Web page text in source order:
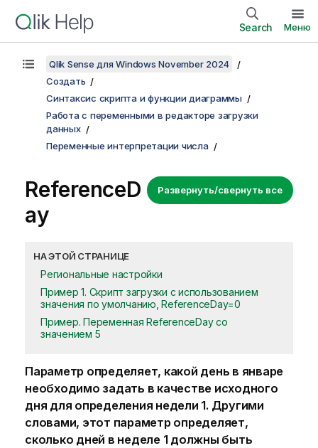
Search Меню
Qlik Sense для Windows November 2024
Создать
Синтаксис скрипта и функции диаграммы
Работа с переменными в редакторе загрузки
данных
Переменные интерпретации числа
Развернуть/свернуть все
ReferenceD
ay
НА ЭТОЙ СТРАНИЦЕ
Региональные настройки
Пример 1. Скрипт загрузки с использованием
значения по умолчанию, ReferenceDay=0
Пример. Переменная ReferenceDay со
значением 5
Параметр определяет, какой день в январе
необходимо задать в качестве исходного
дня для определения недели 1. Другими
словами, этот параметр определяет,
сколько дней в неделе 1 должны быть